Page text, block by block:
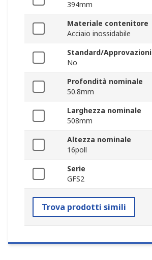
394mm
Materiale contenitore
Acciaio inossidabile
Standard/Approvazioni
No
Profondità nominale
50.8mm
Larghezza nominale
508mm
Altezza nominale
16poll
Serie
GFS2
Trova prodotti simili